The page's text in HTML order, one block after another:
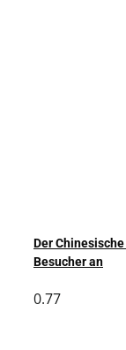
Der
Besucher an